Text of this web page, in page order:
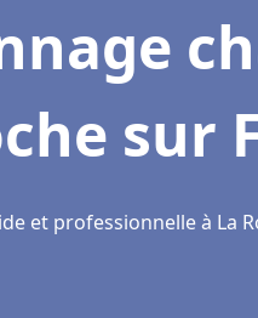
sur
et professionnelle à La